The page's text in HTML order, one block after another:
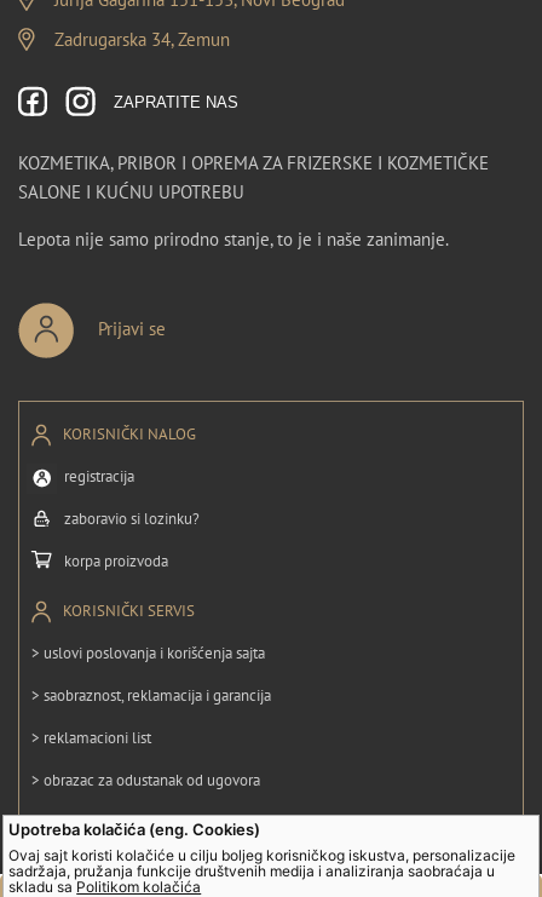
Upotreba kolačića (eng. Cookies)
Ovaj sajt koristi kolačiće u cilju boljeg korisničkog iskustva, personalizacije
sadržaja, pružanja funkcije društvenih medija i analiziranja saobraćaja u
skladu saPolitikom kolačića
Zadrugarska 34, Zemun
ZAPRATITE NAS
KOZMETIKA, PRIBOR I OPREMA ZA FRIZERSKE I KOZMETIČKE
SALONE I KUĆNU UPOTREBU
Lepota nije samo prirodno stanje, to je i naše zanimanje.
Prijavi se
KORISNIČKI NALOG
registracija
zaboravio si lozinku?
korpa proizvoda
KORISNIČKI SERVIS
> uslovi poslovanja i korišćenja sajta
> saobraznost, reklamacija i garancija
> reklamacioni list
> obrazac za odustanak od ugovora
> politika privatnosti
> politika kolačića